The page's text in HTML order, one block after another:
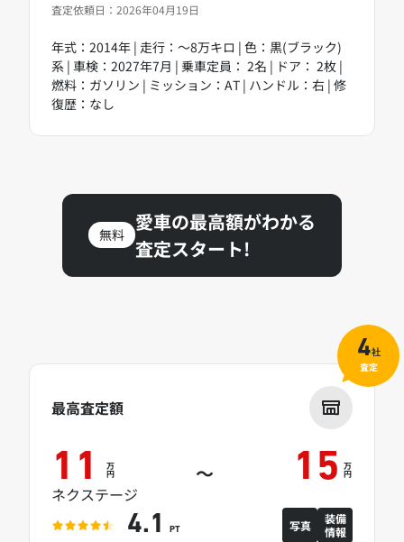
査定依頼日：2026年04月19日
年式：2014年 | 走行：～8万キロ | 色：黒(ブラック)
系 | 車検：2027年7月 | 乗車定員： 2名 | ドア： 2枚 |
燃料：ガソリン | ミッション：AT | ハンドル：右 | 修
復歴：なし
無料
愛車の最高額がわかる
査定スタート!
最高査定額
11 万
円 ～ 15 万
円
ネクステージ
4.1 PT 写真
装備
情報
4社
査定